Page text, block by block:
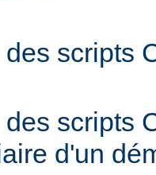
scripts
scripts
d'un